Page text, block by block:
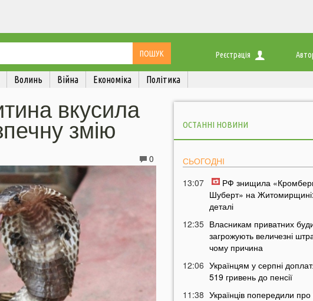
Реєстрація
Волинь Війна Економіка Політика
вкусила
змію
0
ОСТАННІ НОВИНИ
СЬОГОДНІ
13:07
РФ знищила
Шуберт» на
деталі
12:35 Власникам приватних
загрожують величезні
чому причина
12:06 Українцям у серпні
519 гривень до пенсії
11:38 Українців попередили